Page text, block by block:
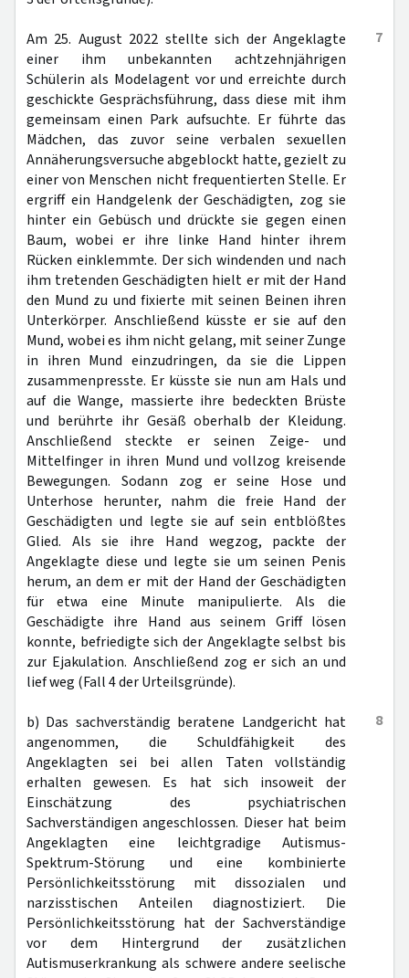
7
Am 25. August 2022 stellte sich der Angeklagte
einer ihm unbekannten achtzehnjährigen
Schülerin als Modelagent vor und erreichte durch
geschickte Gesprächsführung, dass diese mit ihm
gemeinsam einen Park aufsuchte. Er führte das
Mädchen, das zuvor seine verbalen sexuellen
Annäherungsversuche abgeblockt hatte, gezielt zu
einer von Menschen nicht frequentierten Stelle. Er
ergriff ein Handgelenk der Geschädigten, zog sie
hinter ein Gebüsch und drückte sie gegen einen
Baum, wobei er ihre linke Hand hinter ihrem
Rücken einklemmte. Der sich windenden und nach
ihm tretenden Geschädigten hielt er mit der Hand
den Mund zu und fixierte mit seinen Beinen ihren
Unterkörper. Anschließend küsste er sie auf den
Mund, wobei es ihm nicht gelang, mit seiner Zunge
in ihren Mund einzudringen, da sie die Lippen
zusammenpresste. Er küsste sie nun am Hals und
auf die Wange, massierte ihre bedeckten Brüste
und berührte ihr Gesäß oberhalb der Kleidung.
Anschließend steckte er seinen Zeige- und
Mittelfinger in ihren Mund und vollzog kreisende
Bewegungen. Sodann zog er seine Hose und
Unterhose herunter, nahm die freie Hand der
Geschädigten und legte sie auf sein entblößtes
Glied. Als sie ihre Hand wegzog, packte der
Angeklagte diese und legte sie um seinen Penis
herum, an dem er mit der Hand der Geschädigten
für etwa eine Minute manipulierte. Als die
Geschädigte ihre Hand aus seinem Griff lösen
konnte, befriedigte sich der Angeklagte selbst bis
zur Ejakulation. Anschließend zog er sich an und
lief weg (Fall 4 der Urteilsgründe).
8
b) Das sachverständig beratene Landgericht hat
angenommen, die Schuldfähigkeit des
Angeklagten sei bei allen Taten vollständig
erhalten gewesen. Es hat sich insoweit der
Einschätzung des psychiatrischen
Sachverständigen angeschlossen. Dieser hat beim
Angeklagten eine leichtgradige Autismus-
Spektrum-Störung und eine kombinierte
Persönlichkeitsstörung mit dissozialen und
narzisstischen Anteilen diagnostiziert. Die
Persönlichkeitsstörung hat der Sachverständige
vor dem Hintergrund der zusätzlichen
Autismuserkrankung als schwere andere seelische